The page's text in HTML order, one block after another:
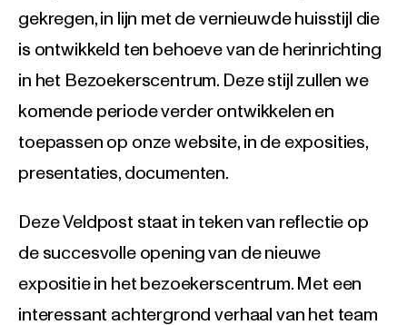
gekregen, in lijn met de vernieuwde huisstijl die
is ontwikkeld ten behoeve van de herinrichting
in het Bezoekerscentrum. Deze stijl zullen we
komende periode verder ontwikkelen en
toepassen op onze website, in de exposities,
presentaties, documenten.
Deze Veldpost staat in teken van reflectie op
de succesvolle opening van de nieuwe
expositie in het bezoekerscentrum. Met een
interessant achtergrond verhaal van het team